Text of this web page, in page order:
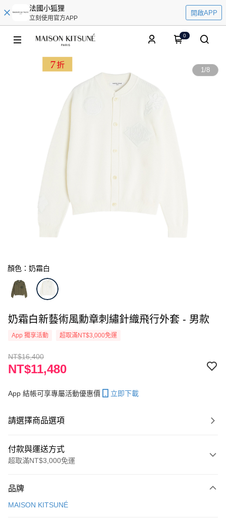
法國小狐狸
立刻使用官方APP
開啟APP
0
1/8
顏色：奶霜白
奶霜白新藝術風勳章刺繡針織飛行外套 - 男款
App 獨享活動 超取滿NT$3,000免運
NT$16,400
NT$11,480
App 結帳可享專屬活動優惠價 立即下載
請選擇商品選項
付款與運送方式
超取滿NT$3,000免運
信用卡一次付款
品牌
MAISON KITSUNÉ